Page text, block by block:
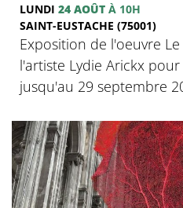
LUNDI 24 AOÛT À 10H
SAINT-EUSTACHE (75001)
Exposition de l'oeuvre
l'artiste Lydie Arickx
jusqu'au 29 septembre